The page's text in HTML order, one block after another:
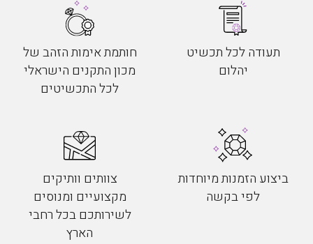
תעודה לכל תכשיט
יהלום
חותמת אימות הזהב של
מכון התקנים הישראלי
לכל התכשיטים
ביצוע הזמנות מיוחדות
לפי בקשה
צוותים וותיקים
מקצועיים ומנוסים
לשירותכם בכל רחבי
הארץ